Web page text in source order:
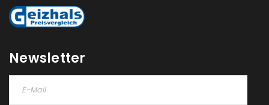
Newsletter